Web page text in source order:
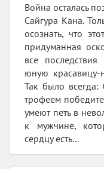
Война осталась
Сайгура Кана.
осознать, что
придуманная
все
юную красавицу-
Так было всегда:
трофеем
умеют петь в
к мужчине,
сердцу есть...